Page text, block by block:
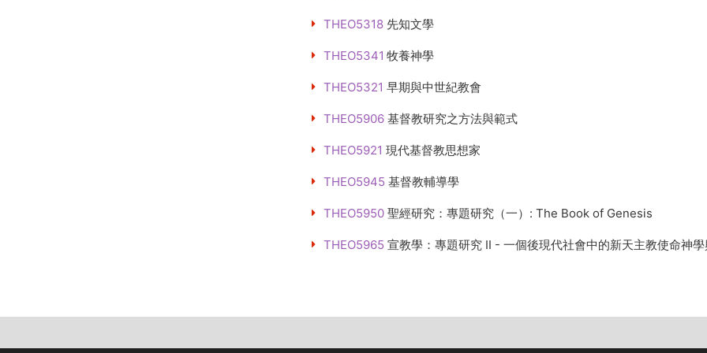
THEO5318先知文學
THEO5341 牧養神學
THEO5321 早期與中世紀教會
THEO5906 基督教研究之方法與範式
THEO5921 現代基督教思想家
THEO5945 基督教輔導學
THEO5950 聖經研究：專題研究（一）: The Book of Genesis
THEO5965 宣教學：專題研究 II - 一個後現代社會中的新天主教使命神